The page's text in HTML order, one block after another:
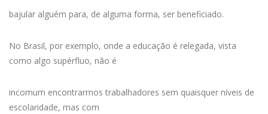
bajular alguém para, de alguma forma, ser beneficiado.
No Brasil, por exemplo, onde a educação é relegada, vista
como algo supérfluo, não é
incomum encontrarmos trabalhadores sem quaisquer níveis de
escolaridade, mas com